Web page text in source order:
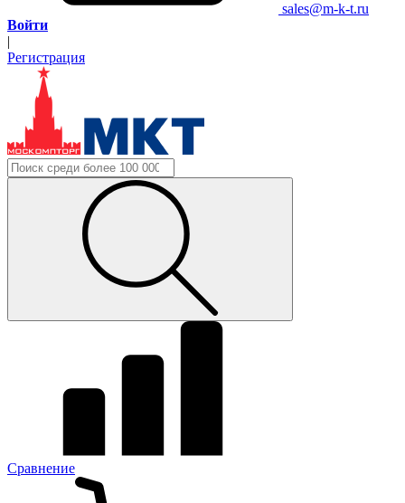
sales@m-k-t.ru
Войти
|
Регистрация
Сравнение